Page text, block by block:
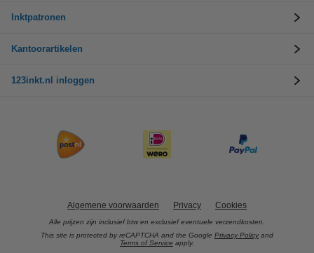
Inktpatronen
Kantoorartikelen
123inkt.nl inloggen
Algemene voorwaarden Privacy Cookies
Alle prijzen zijn inclusief btw en exclusief eventuele verzendkosten.
This site is protected by reCAPTCHA and the Google Privacy Policy and
Terms of Service apply.